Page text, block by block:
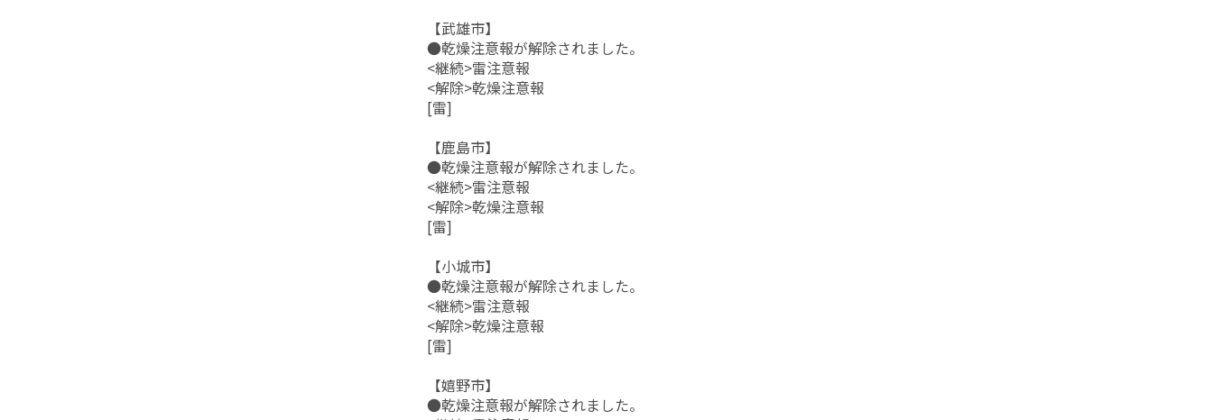
【武雄市】
●乾燥注意報が解除されました。
<継続>雷注意報
<解除>乾燥注意報
[雷]
【鹿島市】
●乾燥注意報が解除されました。
<継続>雷注意報
<解除>乾燥注意報
[雷]
【小城市】
●乾燥注意報が解除されました。
<継続>雷注意報
<解除>乾燥注意報
[雷]
【嬉野市】
●乾燥注意報が解除されました。